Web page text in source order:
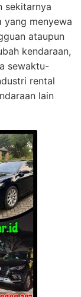
sekitarnya
yang menyewa
ataupun
kendaraan,
sewaktu-
rental
lain